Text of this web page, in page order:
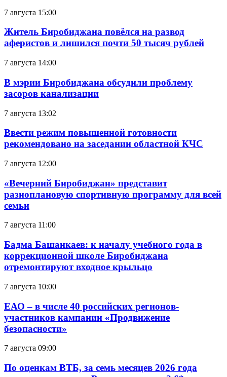
7 августа 15:00
Житель Биробиджана повёлся на развод
аферистов и лишился почти 50 тысяч рублей
7 августа 14:00
В мэрии Биробиджана обсудили проблему
засоров канализации
7 августа 13:02
Ввести режим повышенной готовности
рекомендовано на заседании областной КЧС
7 августа 12:00
«Вечерний Биробиджан» представит
разноплановую спортивную программу для всей
семьи
7 августа 11:00
Бадма Башанкаев: к началу учебного года в
коррекционной школе Биробиджана
отремонтируют входное крыльцо
7 августа 10:00
ЕАО – в числе 40 российских регионов-
участников кампании «Продвижение
безопасности»
7 августа 09:00
По оценкам ВТБ, за семь месяцев 2026 года